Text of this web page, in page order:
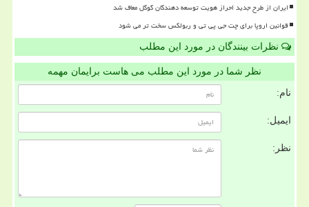
ایران از طرح جدید احراز هویت توسعه دهندگان گوگل معاف شد
قوانین اروپا برای چت جی پی تی و ربولکس سخت تر می شود
نظرات بینندگان در مورد این مطلب
نظر شما در مورد این مطلب می هاست برایمان مهمه
نام:
ایمیل:
نظر: